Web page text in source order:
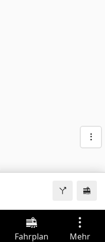
Fahrplan Mehr